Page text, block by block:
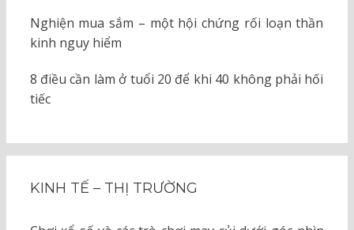
Nghiện mua sắm – một hội chứng rối loạn thần
kinh nguy hiểm
8 điều cần làm ở tuổi 20 để khi 40 không phải hối
tiếc
KINH TẾ – THỊ TRƯỜNG